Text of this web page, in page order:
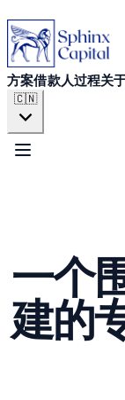
方案借款人过程关
🇨🇳
方案
借款人
过程
一个
建的